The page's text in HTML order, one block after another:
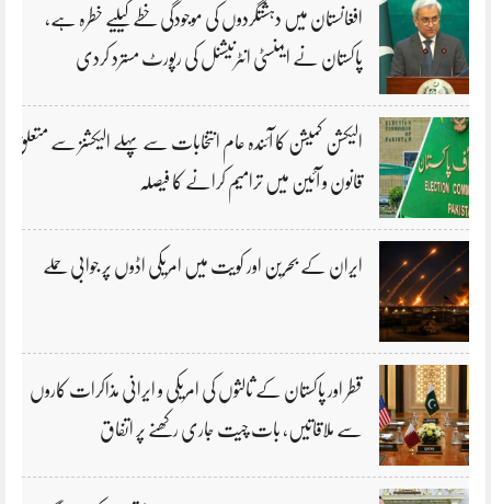
افغانستان میں دہشتگردوں کی موجودگی خطے کیلیے خطرہ ہے،
پاکستان نے ایمنسٹی انٹرنیشنل کی رپورٹ مسترد کردی
الیکشن کمیشن کا آئندہ عام انتخابات سے پہلے الیکشنز سے متعلق
قانون و آئین میں ترامیم کرانے کا فیصلہ
ایران کے بحرین اور کویت میں امریکی اڈوں پر جوابی حملے
قطر اور پاکستان کے ثالثوں کی امریکی و ایرانی مذاکرات کاروں
سے ملاقاتیں، بات چیت جاری رکھنے پر اتفاق